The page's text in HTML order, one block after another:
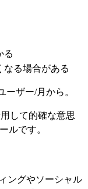
る
なる場合がある
ーザー/月から。
して的確な意思
ルです。
ングやソーシャル